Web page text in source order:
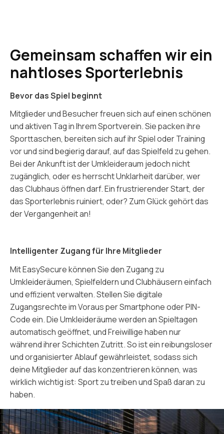
Gemeinsam schaffen wir ein
nahtloses Sporterlebnis
Bevor das Spiel beginnt
Mitglieder und Besucher freuen sich auf einen schönen
und aktiven Tag in Ihrem Sportverein. Sie packen ihre
Sporttaschen, bereiten sich auf ihr Spiel oder Training
vor und sind begierig darauf, auf das Spielfeld zu gehen.
Bei der Ankunft ist der Umkleideraum jedoch nicht
zugänglich, oder es herrscht Unklarheit darüber, wer
das Clubhaus öffnen darf. Ein frustrierender Start, der
das Sporterlebnis ruiniert, oder? Zum Glück gehört das
der Vergangenheit an!
Intelligenter Zugang für Ihre Mitglieder
Mit EasySecure können Sie den Zugang zu
Umkleideräumen, Spielfeldern und Clubhäusern einfach
und effizient verwalten. Stellen Sie digitale
Zugangsrechte im Voraus per Smartphone oder PIN-
Code ein. Die Umkleideräume werden an Spieltagen
automatisch geöffnet, und Freiwillige haben nur
während ihrer Schichten Zutritt. So ist ein reibungsloser
und organisierter Ablauf gewährleistet, sodass sich
deine Mitglieder auf das konzentrieren können, was
wirklich wichtig ist: Sport zu treiben und Spaß daran zu
haben.